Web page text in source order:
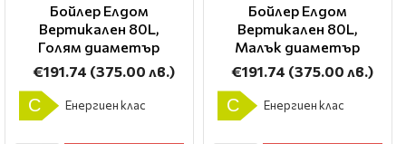
Бойлер Елдом
Вертикален 80L,
Голям диаметър
€191.74 (375.00 лв.)
C Енергиен клас
Бойлер Елдом
Вертикален 80L,
Малък диаметър
€191.74 (375.00 лв.)
C Енергиен клас